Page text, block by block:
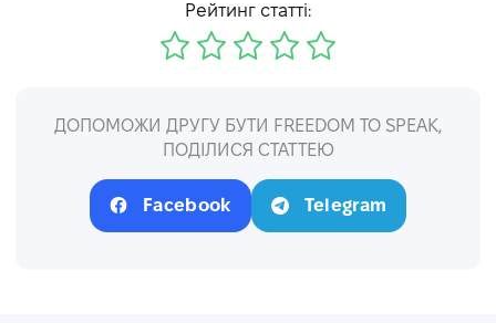
Рейтинг статті:
ДОПОМОЖИ ДРУГУ БУТИ FREEDOM TO SPEAK,
ПОДІЛИСЯ СТАТТЕЮ
Facebook Telegram